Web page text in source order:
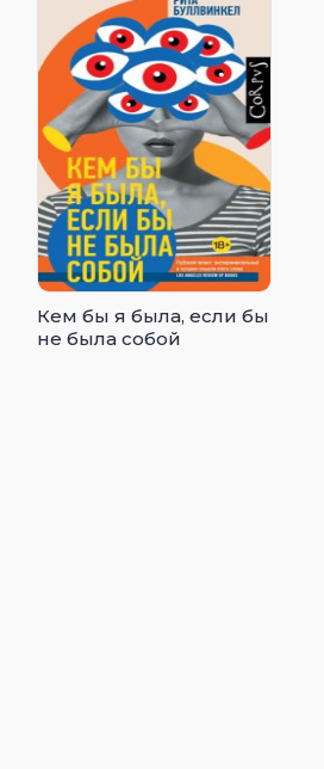
Кем бы я была, если бы
не была собой